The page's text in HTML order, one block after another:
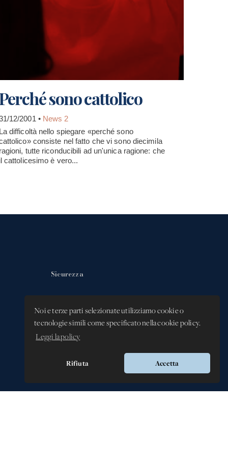
Noi e terze parti selezionate utilizziamo cookie o
tecnologie simili come specificato nella cookie policy.
Leggi la policy
Rifiuta Accetta
sono cattolico
12/2001 • News 2
difficoltà nello spiegare «perché sono
consiste nel fatto che vi sono diecimila
tutte riconducibili ad un'unica ragione: che
cattolicesimo è vero...
Sicurezza
Whistleblowing -
Segnalazione illeciti